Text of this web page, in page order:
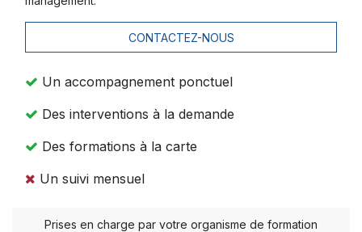
CONTACTEZ-NOUS
Un accompagnement ponctuel
Des interventions à la demande
Des formations à la carte
Un suivi mensuel
Prises en charge par votre organisme de formation